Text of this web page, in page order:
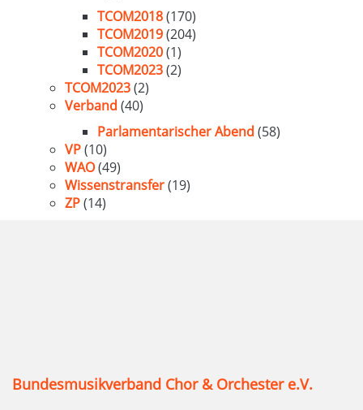
TCOM2018(170)
TCOM2019(204)
TCOM2020(1)
TCOM2023(2)
TCOM2023(2)
Verband (40)
Parlamentarischer Abend (58)
VP(10)
WAO(49)
Wissenstransfer(19)
ZP(14)
Bundesmusikverband Chor & Orchester e.V.